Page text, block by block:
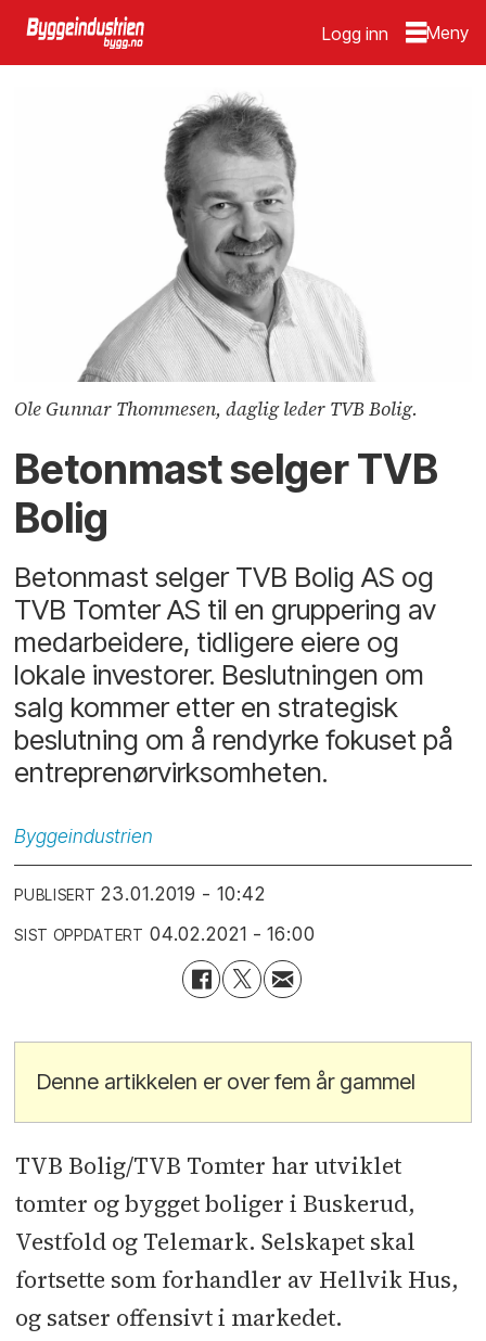
Logg inn
Ole Gunnar Thommesen, daglig leder TVB Bolig.
Betonmast selger TVB
Bolig
Betonmast selger TVB Bolig AS og
TVB Tomter AS til en gruppering av
medarbeidere, tidligere eiere og
lokale investorer. Beslutningen om
salg kommer etter en strategisk
beslutning om å rendyrke fokuset på
entreprenørvirksomheten.
Byggeindustrien
PUBLISERT 23.01.2019 - 10:42
SIST OPPDATERT 04.02.2021 - 16:00
Denne artikkelen er over fem år gammel
TVB Bolig/TVB Tomter har utviklet
tomter og bygget boliger i Buskerud,
Vestfold og Telemark. Selskapet skal
fortsette som forhandler av Hellvik Hus,
og satser offensivt i markedet.